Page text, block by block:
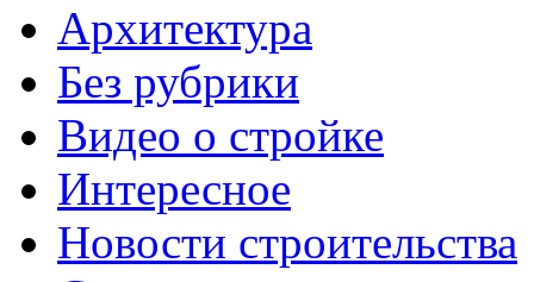
Архитектура
Без рубрики
Видео о стройке
Интересное
Новости строительства